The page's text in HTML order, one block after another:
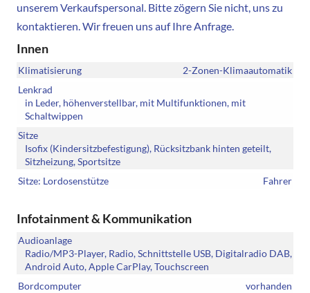
unserem Verkaufspersonal. Bitte zögern Sie nicht, uns zu
kontaktieren. Wir freuen uns auf Ihre Anfrage.
Innen
Klimatisierung
2-Zonen-Klimaautomatik
Lenkrad
in Leder, höhenverstellbar, mit Multifunktionen, mit
Schaltwippen
Sitze
Isofix (Kindersitzbefestigung), Rücksitzbank hinten geteilt,
Sitzheizung, Sportsitze
Sitze: Lordosenstütze
Fahrer
Infotainment & Kommunikation
Audioanlage
Radio/MP3-Player, Radio, Schnittstelle USB, Digitalradio DAB,
Android Auto, Apple CarPlay, Touchscreen
Bordcomputer
vorhanden